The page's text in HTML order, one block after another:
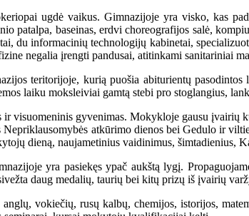
ugdė vaikus. Gimnazijoje yra visko, kas
patalpa, baseinas, erdvi choreografijos salė,
du informacinių technologijų kabinetai,
negalia įrengti pandusai, atitinkami sanitariniai
teritorijoje, kurią puošia abiturientų
laiku moksleiviai gamtą stebi pro stoglangius,
visuomeninis gyvenimas. Mokykloje gausu
atkūrimo dienos bei Gedulo ir
dieną, naujametinius vaidinimus, šimtadienius,
yra pasiekęs ypač aukštą lygį.
daug medalių, taurių bei kitų prizų iš įvairių
vokiečių, rusų kalbų, chemijos, istorijos,